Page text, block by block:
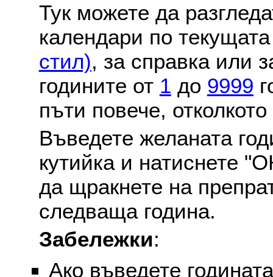
Тук можете да
календари по
стил), за справка или
годините от 1 до 9999
пъти повече,
Въведете желаната
кутийка и натиснете
да щракнете на
следваща година.
Забележки:
Ако въведете